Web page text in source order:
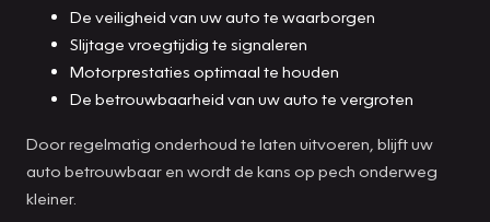
De veiligheid van uw auto te waarborgen
Slijtage vroegtijdig te signaleren
Motorprestaties optimaal te houden
De betrouwbaarheid van uw auto te vergroten
Door regelmatig onderhoud te laten uitvoeren, blijft uw
auto betrouwbaar en wordt de kans op pech onderweg
kleiner.